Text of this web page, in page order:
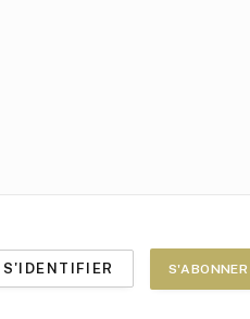
S'IDENTIFIER S'ABONNER